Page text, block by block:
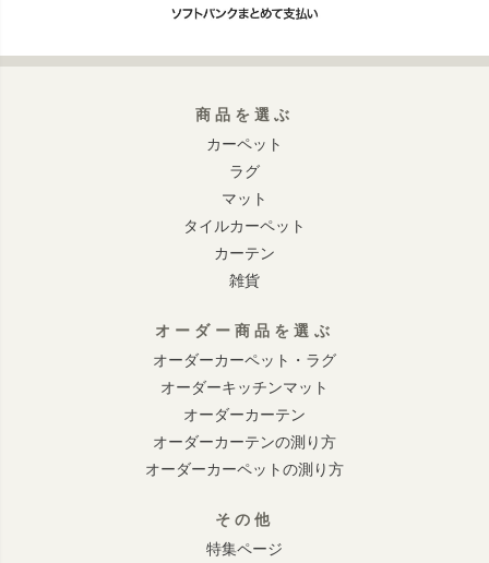
商品を選ぶ
カーペット
ラグ
マット
タイルカーペット
カーテン
雑貨
オーダー商品を選ぶ
オーダーカーペット・ラグ
オーダーキッチンマット
オーダーカーテン
オーダーカーテンの測り方
オーダーカーペットの測り方
その他
特集ページ